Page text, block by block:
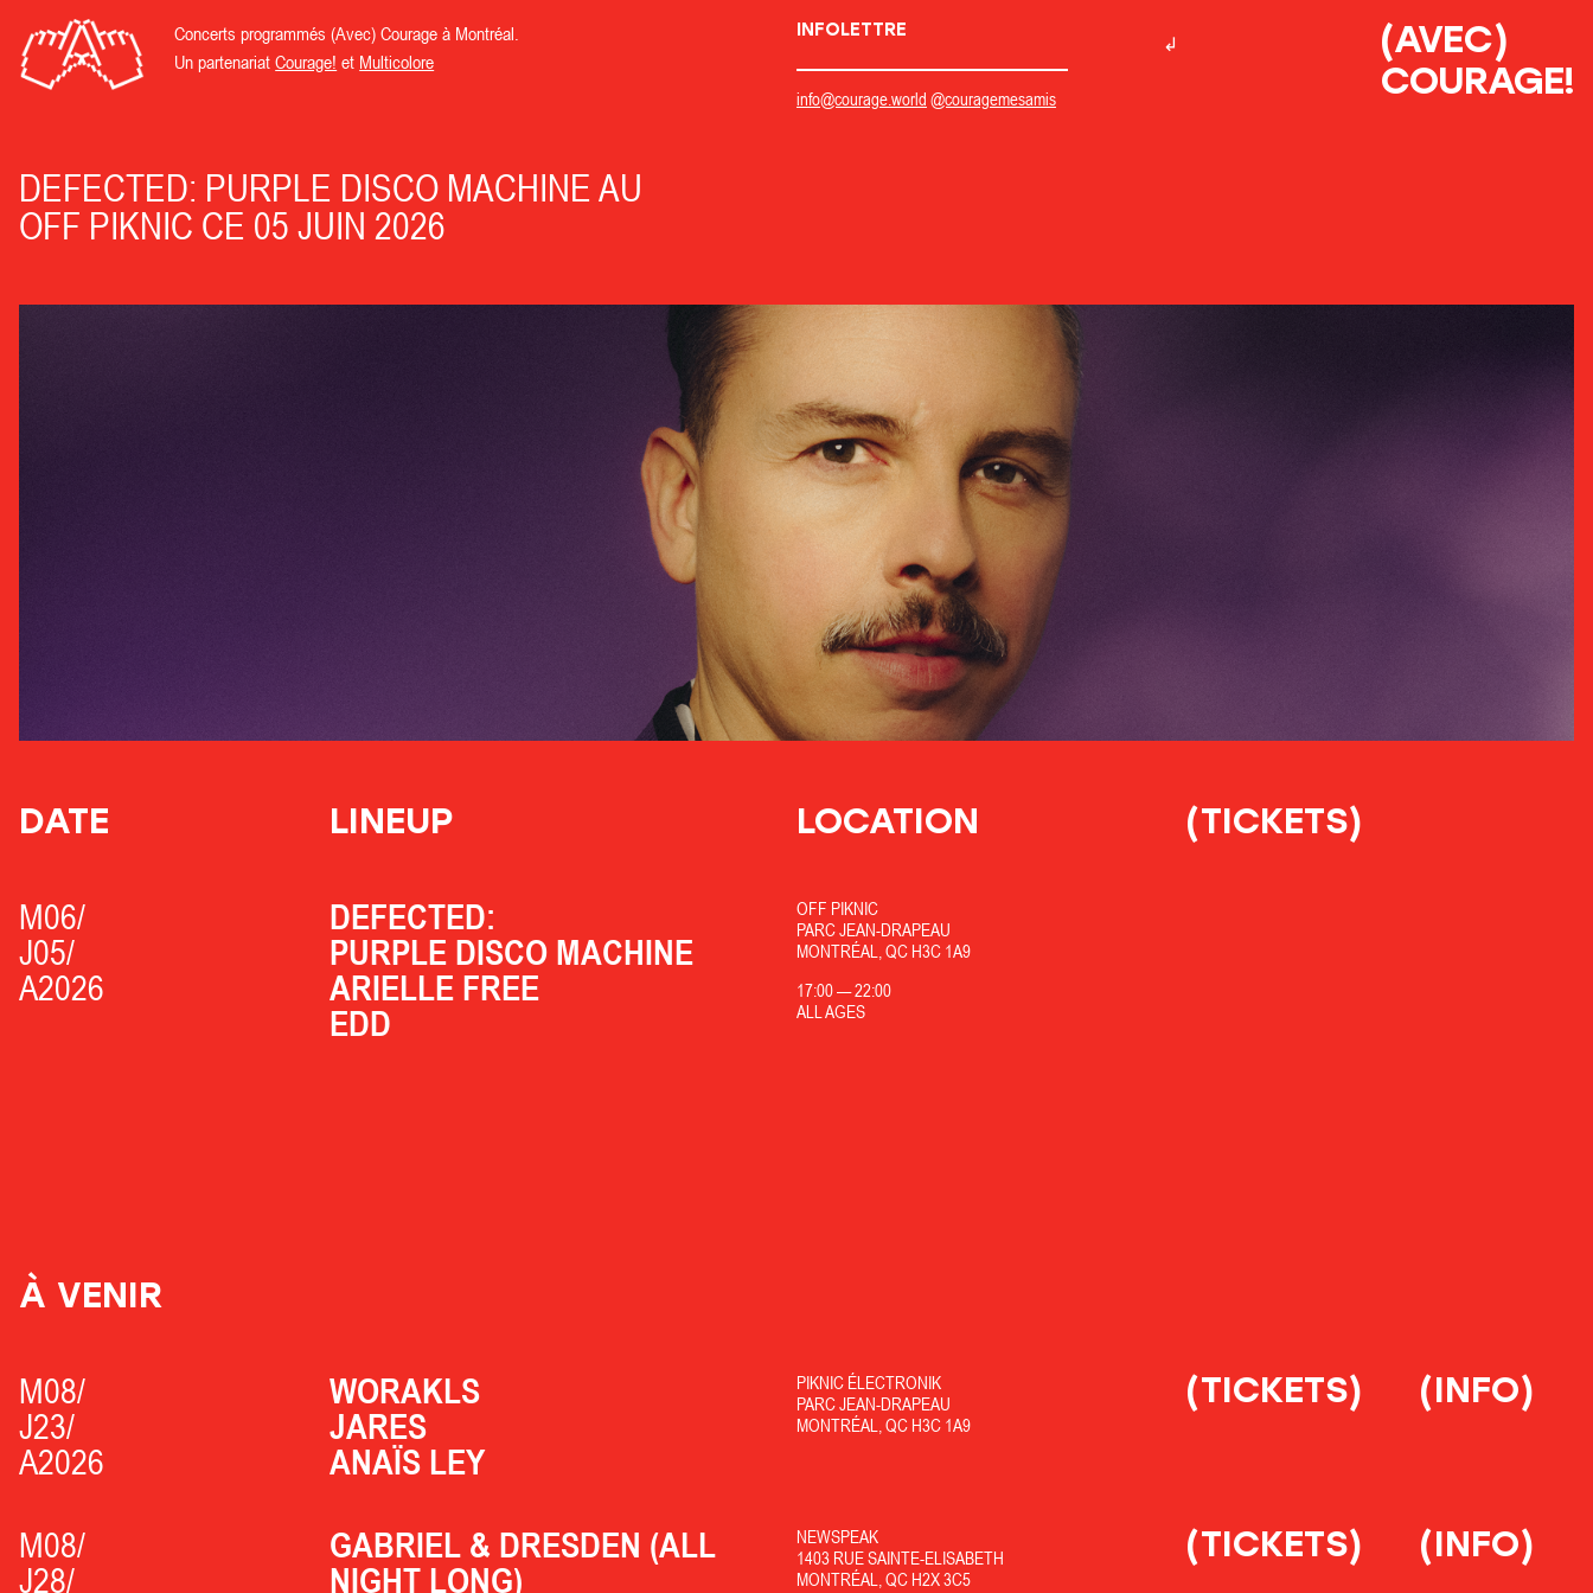
Concerts programmés (Avec) Courage à Montréal.
Un partenariatCourage! et Multicolore
INFOLETTRE
info@courage.world @couragemesamis
(AVEC)
COURAGE!
DEFECTED: PURPLE DISCO MACHINE AU
OFF PIKNIC CE 05 JUIN 2026
DATE LINEUP LOCATION (TICKETS)
M06/
J05/
A2026
DEFECTED:
PURPLE DISCO MACHINE
ARIELLE FREE
EDD
OFF PIKNIC
PARC JEAN-DRAPEAU
MONTRÉAL, QC H3C 1A9
17:00—22:00
ALL AGES
À VENIR
M08/
J23/
A2026
WORAKLS
JARES
ANAÏS LEY
PIKNIC ÉLECTRONIK
PARC JEAN-DRAPEAU
MONTRÉAL, QC H3C 1A9
(TICKETS) (INFO)
M08/
J28/
GABRIEL & DRESDEN (ALL
NIGHT LONG)
NEWSPEAK
1403 RUE SAINTE-ELISABETH
MONTRÉAL, QC H2X 3C5
(TICKETS) (INFO)